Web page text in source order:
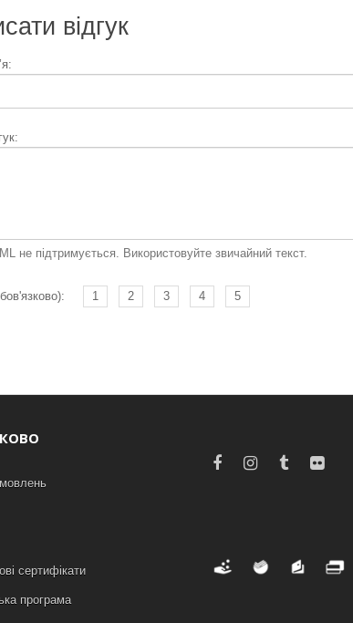
відгук
не підтримується. Використовуйте звичайний текст.
1 2 3 4 5
сертифікати
програма